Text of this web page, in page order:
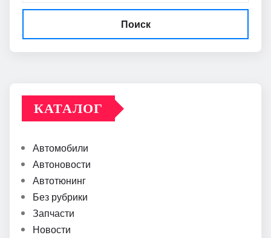
Поиск
КАТАЛОГ
Автомобили
Автоновости
Автотюнинг
Без рубрики
Запчасти
Новости